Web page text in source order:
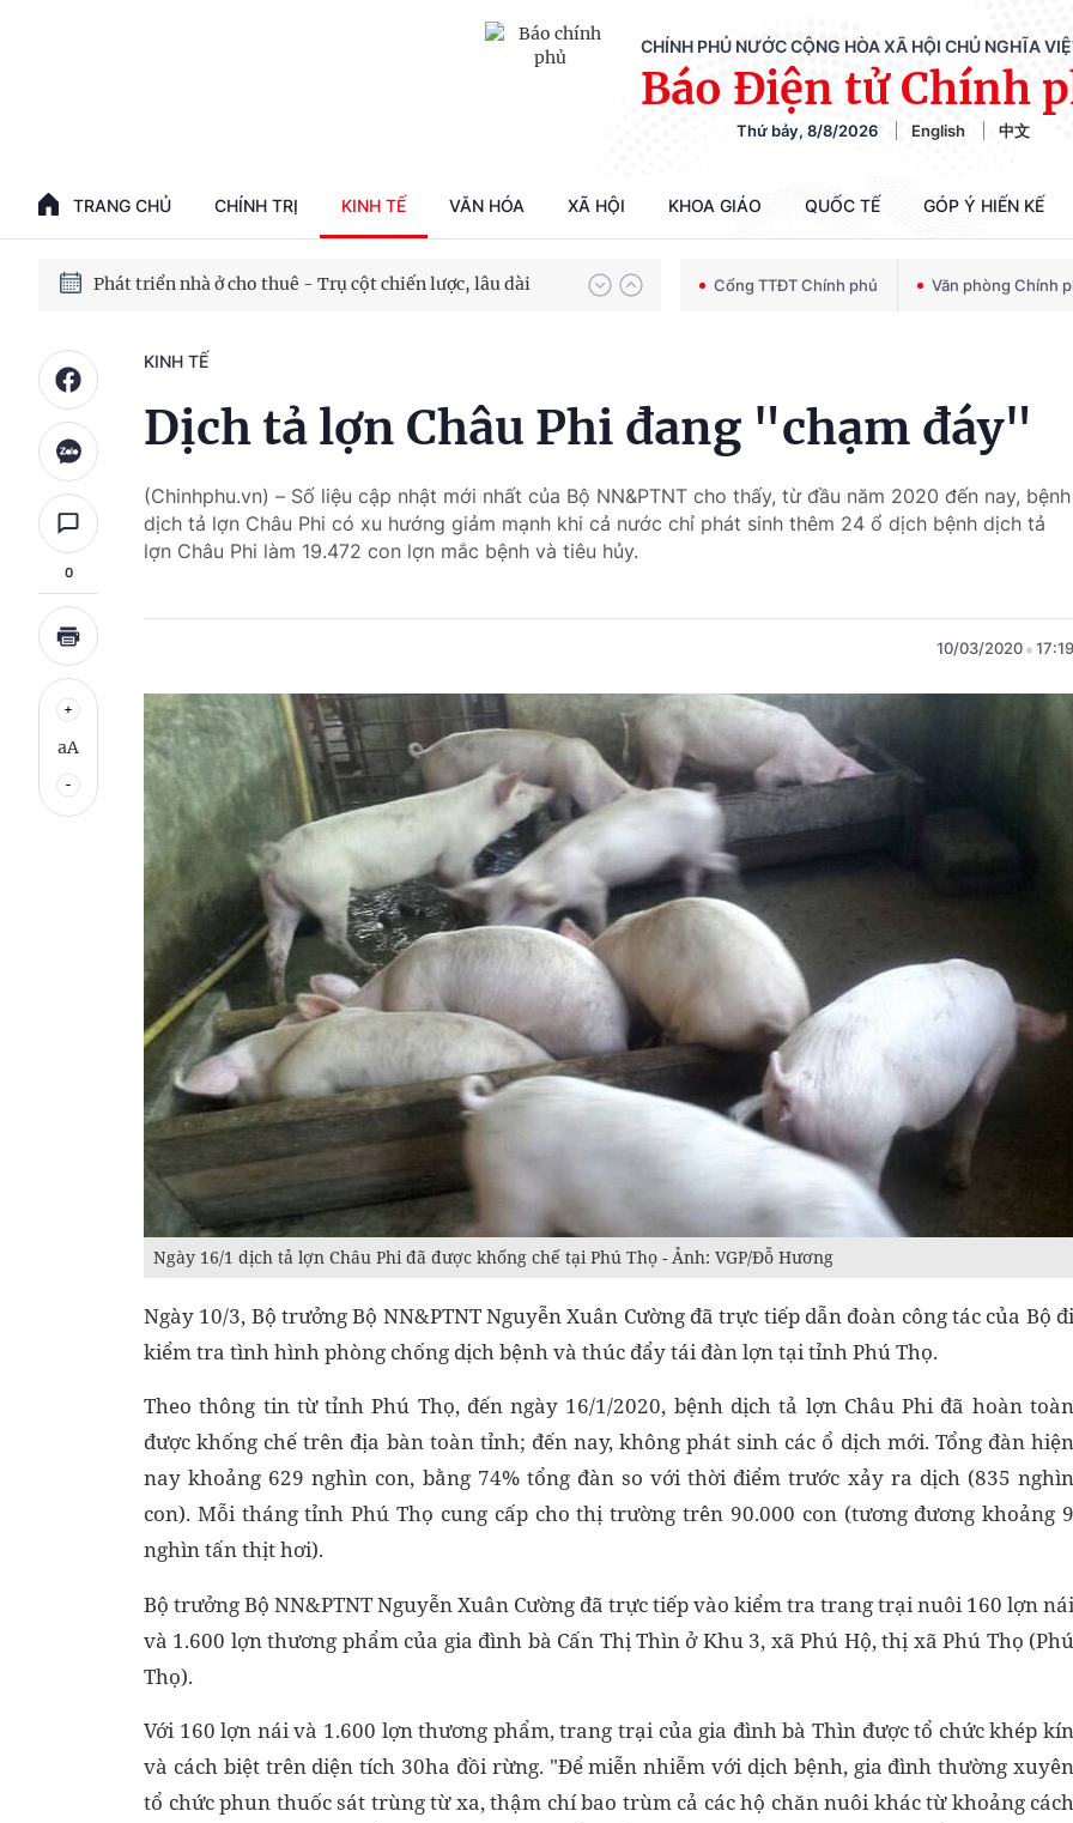
CHÍNH PHỦ NƯỚC CỘNG HÒA XÃ HỘI CHỦ NGHĨA
Báo Điện tử Chính
Thứ bảy, 8/8/2026 English 中文
TRANG CHỦ CHÍNH TRỊ KINH TẾ VĂN HÓA XÃ HỘI KHOA GIÁO QUỐC TẾ GÓP Ý HIẾN KẾ
Phát triển kinh tế nhà nước trong kỷ nguyên mới
Phát triển nhà ở cho thuê - Trụ cột chiến lược, lâu dài
Phát triển kinh tế nhà nước trong kỷ nguyên mới Cổng TTĐT Chính phủ Văn phòng Chính
0
aA
KINH TẾ
Dịch tả lợn Châu Phi đang "chạm đáy"
(Chinhphu.vn) – Số liệu cập nhật mới nhất của Bộ NN&PTNT cho thấy, từ đầu năm 2020 đến nay, bệnh
dịch tả lợn Châu Phi có xu hướng giảm mạnh khi cả nước chỉ phát sinh thêm 24 ổ dịch bệnh dịch tả
lợn Châu Phi làm 19.472 con lợn mắc bệnh và tiêu hủy.
10/03/2020 17:19
Ngày 16/1 dịch tả lợn Châu Phi đã được khống chế tại Phú Thọ - Ảnh: VGP/Đỗ Hương
Ngày 10/3, Bộ trưởng Bộ NN&PTNT Nguyễn Xuân Cường đã trực tiếp dẫn đoàn công tác của Bộ đi
kiểm tra tình hình phòng chống dịch bệnh và thúc đẩy tái đàn lợn tại tỉnh Phú Thọ.
Theo thông tin từ tỉnh Phú Thọ, đến ngày 16/1/2020, bệnh dịch tả lợn Châu Phi đã hoàn toàn
được khống chế trên địa bàn toàn tỉnh; đến nay, không phát sinh các ổ dịch mới. Tổng đàn hiện
nay khoảng 629 nghìn con, bằng 74% tổng đàn so với thời điểm trước xảy ra dịch (835 nghìn
con). Mỗi tháng tỉnh Phú Thọ cung cấp cho thị trường trên 90.000 con (tương đương khoảng 9
nghìn tấn thịt hơi).
Bộ trưởng Bộ NN&PTNT Nguyễn Xuân Cường đã trực tiếp vào kiểm tra trang trại nuôi 160 lợn nái
và 1.600 lợn thương phẩm của gia đình bà Cấn Thị Thìn ở Khu 3, xã Phú Hộ, thị xã Phú Thọ (Phú
Thọ).
Với 160 lợn nái và 1.600 lợn thương phẩm, trang trại của gia đình bà Thìn được tổ chức khép kín
và cách biệt trên diện tích 30ha đồi rừng. "Để miễn nhiễm với dịch bệnh, gia đình thường xuyên
tổ chức phun thuốc sát trùng từ xa, thậm chí bao trùm cả các hộ chăn nuôi khác từ khoảng cách